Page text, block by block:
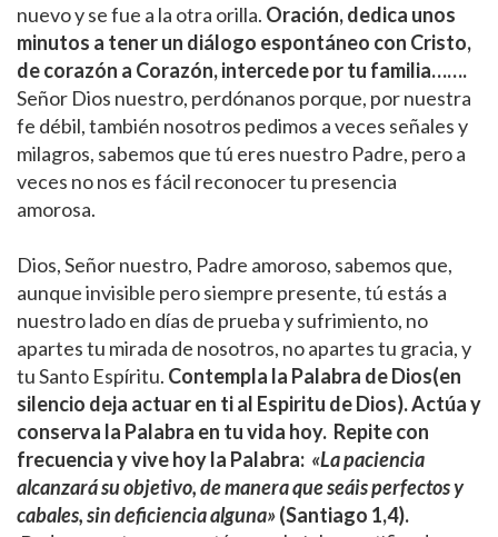
nuevo y se fue a la otra orilla. Oración, dedica unos
minutos a tener un diálogo espontáneo con Cristo,
de corazón a Corazón, intercede por tu familia…….
Señor Dios nuestro, perdónanos porque, por nuestra
fe débil, también nosotros pedimos a veces señales y
milagros, sabemos que tú eres nuestro Padre, pero a
veces no nos es fácil reconocer tu presencia
amorosa.
Dios, Señor nuestro, Padre amoroso, sabemos que,
aunque invisible pero siempre presente, tú estás a
nuestro lado en días de prueba y sufrimiento, no
apartes tu mirada de nosotros, no apartes tu gracia, y
tu Santo Espíritu. Contempla la Palabra de Dios(en
silencio deja actuar en ti al Espiritu de Dios). Actúa y
conserva la Palabra en tu vida hoy. Repite con
frecuencia y vive hoy la Palabra: «La paciencia
alcanzará su objetivo, de manera que seáis perfectos y
cabales, sin deficiencia alguna»(Santiago 1,4).